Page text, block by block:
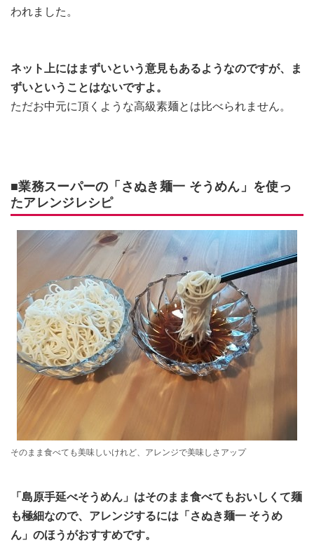
われました。
ネット上にはまずいという意見もあるようなのですが、ま
ずいということはないですよ。
ただお中元に頂くような高級素麺とは比べられません。
■業務スーパーの「さぬき麺一 そうめん」を使っ
たアレンジレシピ
そのまま食べても美味しいけれど、アレンジで美味しさアップ
「島原手延べそうめん」はそのまま食べてもおいしくて麺
も極細なので、アレンジするには「さぬき麺一 そうめ
ん」のほうがおすすめです。